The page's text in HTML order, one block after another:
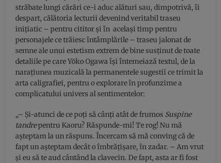
străbate lungi cărări ce-i aduc alături sau, dimpotrivă, îi
despart, călătoria lecturii devenind veritabil traseu
inițiatic – pentru cititor și în același timp pentru
personajele ce trăiesc întâmplările – traseu jalonat de
semne ale unui estetism extrem de bine susținut de toate
detaliile pe care Yōko Ogawa își întemeiază textul, de la
narațiunea muzicală la permanentele sugestii ce trimit la
arta caligrafiei, pentru o explorare în profunzime a
complicatului univers al sentimentelor:
„– Și-atunci de ce poți să cânți atât de frumos Suspine
tandrepentru Kaoru? Răspunde-mi! Te rog! Nu mă
așteptam la un răspuns. Încercam să mă conving că de
fapt un așteptam decât o îmbrățișare, în zadar. – Am vrut
și eu să te aud cântând la clavecin. De fapt, asta ar fi fost